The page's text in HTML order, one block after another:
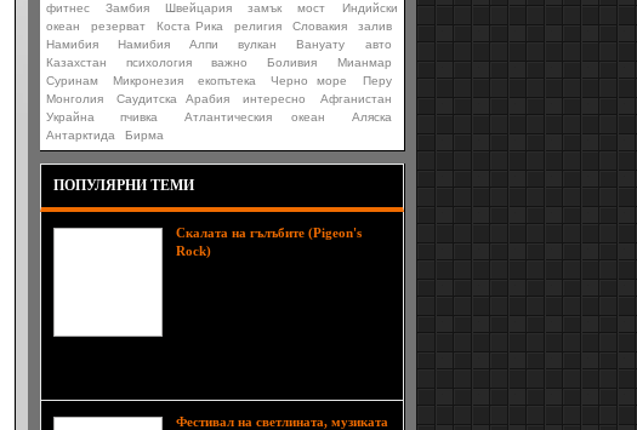
фитнес
Замбия Швейцария замък мост
Индийски
океан
резерват Коста Рика религия Словакия
залив
Намибия
Намибия Алпи вулкан Вануату
авто
Казахстан
психология важно Боливия
Мианмар
Суринам
Микронезия екопътека Черно море
Перу
Монголия
Саудитска Арабия интересно
Афганистан
Украйна
пчивка Атлантическия океан
Аляска
Антарктида
Бирма
ПОПУЛЯРНИ ТЕМИ
Скалата на гълъбите (Pigeon's
Rock)Столицата на Ливан –
Фестивал на светлината, музиката